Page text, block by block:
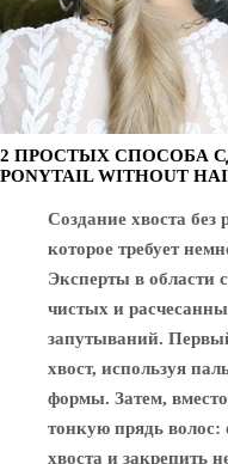
2 ПРОСТЫХ СПОСОБА
PONYTAIL WITHOUT
Создание хвоста без
которое требует
Эксперты в области
чистых и
запутываний.
хвост, используя
формы. Затем,
тонкую прядь волос:
хвоста и закрепить